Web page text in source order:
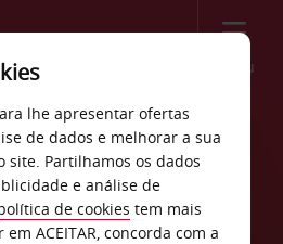
Menu
rua
Aqaba
lhe apresentar ofertas
de dados e melhorar a sua
site. Partilhamos os dados
e análise de
de cookies tem mais
ACEITAR, concorda com a